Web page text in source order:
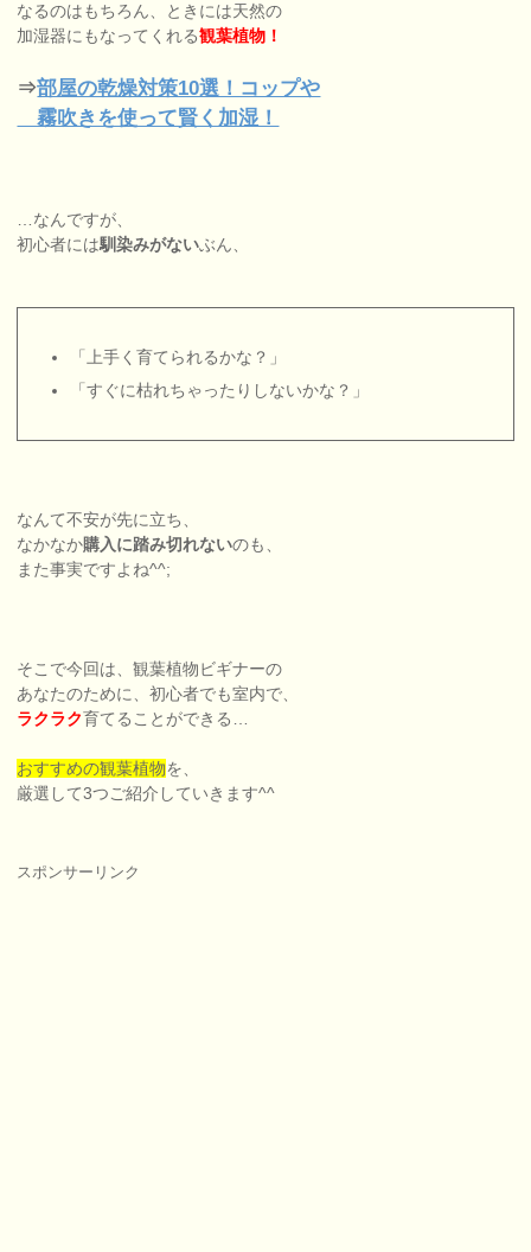
なるのはもちろん、ときには天然の
加湿器にもなってくれる観葉植物！
⇒部屋の乾燥対策10選！コップや
霧吹きを使って賢く加湿！
…なんですが、
初心者には馴染みがないぶん、
「上手く育てられるかな？」
「すぐに枯れちゃったりしないかな？」
なんて不安が先に立ち、
なかなか購入に踏み切れないのも、
また事実ですよね^^;
そこで今回は、観葉植物ビギナーの
あなたのために、初心者でも室内で、
ラクラク育てることができる…
おすすめの観葉植物を、
厳選して3つご紹介していきます^^
スポンサーリンク